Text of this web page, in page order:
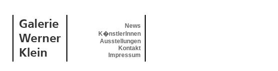
News
K�nstlerInnen
Ausstellungen
Kontakt
Impressum